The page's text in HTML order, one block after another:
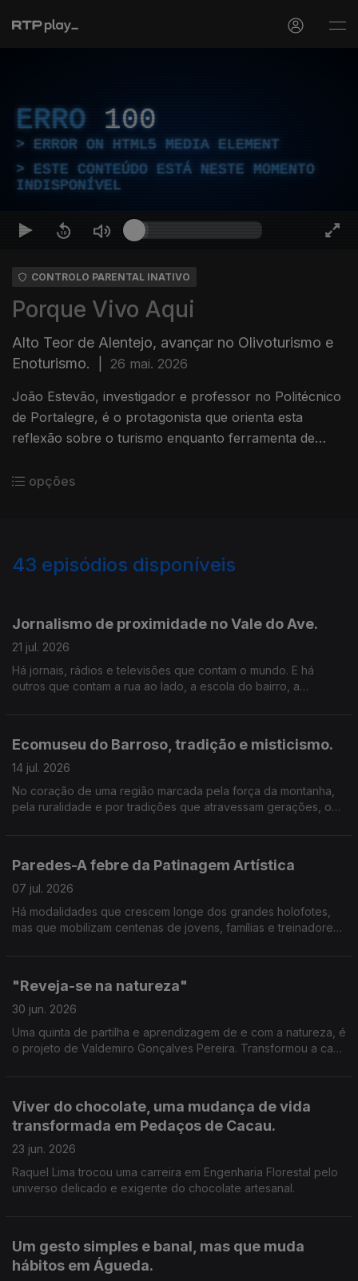
ERRO 100
ERROR ON HTML5 MEDIA ELEMENT
ESTE CONTEÚDO ESTÁ NESTE MOMENTO
INDISPONÍVEL
CONTROLO PARENTAL INATIVO
Porque Vivo Aqui
Alto Teor de Alentejo, avançar no Olivoturismo e
Enoturismo.
26 mai. 2026
João Estevão, investigador e professor no Politécnico
de Portalegre, é o protagonista que orienta esta
reflexão sobre o turismo enquanto ferramenta de
opções
43 episódios disponíveis
Jornalismo de proximidade no Vale do Ave.
21 jul. 2026
Há jornais, rádios e televisões que contam o mundo. E há
outros que contam a rua ao lado, a escola do bairro, a
do Ave, pela Trofa TV e pelo Notícias da Trofa.
Ecomuseu do Barroso, tradição e misticismo.
14 jul. 2026
No coração de uma região marcada pela força da montanha,
pela ruralidade e por tradições que atravessam gerações, o
Paredes-A febre da Patinagem Artística
07 jul. 2026
Há modalidades que crescem longe dos grandes holofotes,
mas que mobilizam centenas de jovens, famílias e treinadores.
"Reveja-se na natureza"
30 jun. 2026
Uma quinta de partilha e aprendizagem de e com a natureza, é
o projeto de Valdemiro Gonçalves Pereira. Transformou a casa
Viver do chocolate, uma mudança de vida
transformada em Pedaços de Cacau.
23 jun. 2026
Raquel Lima trocou uma carreira em Engenharia Florestal pelo
universo delicado e exigente do chocolate artesanal.
Um gesto simples e banal, mas que muda
hábitos em Águeda.